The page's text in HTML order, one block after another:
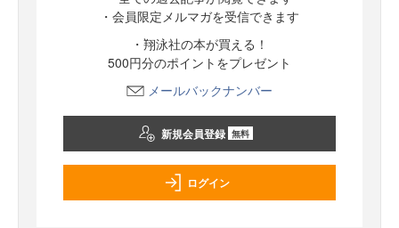
・会員限定メルマガを受信できます
・翔泳社の本が買える！
500円分のポイントをプレゼント
メールバックナンバー
新規会員登録 無料
ログイン